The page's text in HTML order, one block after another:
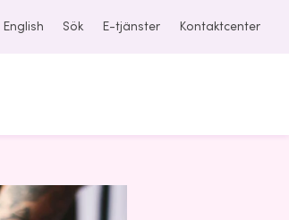
English Sök E-tjänster Kontaktcenter